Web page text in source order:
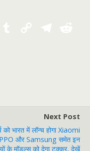
Next Post
को भारत में लॉन्च होगा Xiaomi
और Samsung समेत इन
के मॉडल्स को देगा टक्कर, देखें